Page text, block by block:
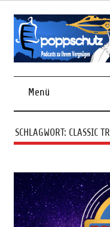
Skip
contentPodcasts zu Ihrem
Menü
SCHLAGWORT: CLASSIC